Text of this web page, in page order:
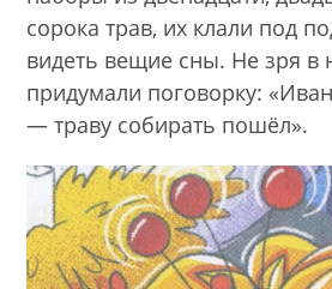
сорока трав, их клали под
видеть вещие сны. Не зря в
придумали поговорку:
— траву собирать пошёл».